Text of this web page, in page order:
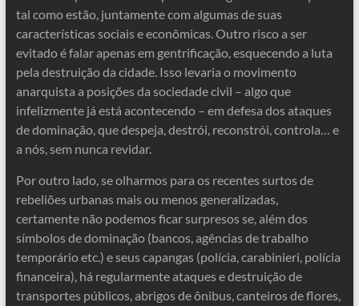
tal como estão, juntamente com algumas de suas
características sociais e econômicas. Outro risco a ser
evitado é falar apenas em gentrificação, esquecendo a luta
pela destruição da cidade. Isso levaria o movimento
anarquista a posições da sociedade civil – algo que
infelizmente já está acontecendo – em defesa dos ataques
de dominação, que despeja, destrói, reconstrói, controla… e
a nós, sem nunca revidar.
Por outro lado, se olharmos para os recentes surtos de
rebeliões urbanas mais ou menos generalizadas,
certamente não podemos ficar surpresos se, além dos
símbolos de dominação (bancos, agências de trabalho
temporário etc.) e seus capangas (polícia, carabinieri, polícia
financeira), há regularmente ataques e destruição de
transportes públicos, abrigos de ônibus, canteiros de flores,